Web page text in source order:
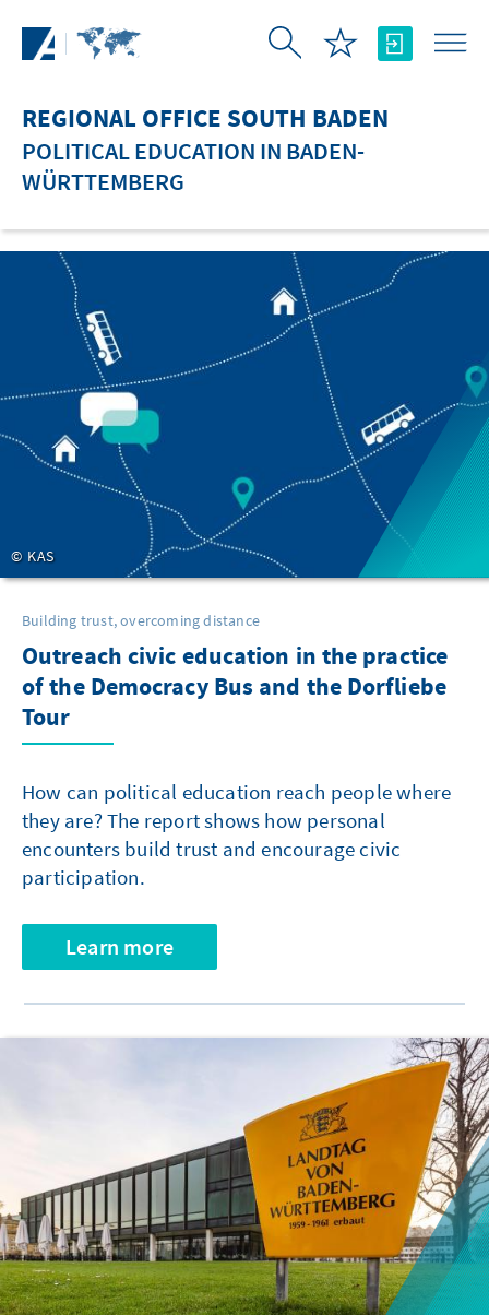
REGIONAL OFFICE SOUTH BADEN
POLITICAL EDUCATION IN BADEN-
WÜRTTEMBERG
KAS
Building trust, overcoming distance
Outreach civic education in the practice
of the Democracy Bus and the Dorfliebe
Tour
How can political education reach people where
they are? The report shows how personal
encounters build trust and encourage civic
participation.
Learn more